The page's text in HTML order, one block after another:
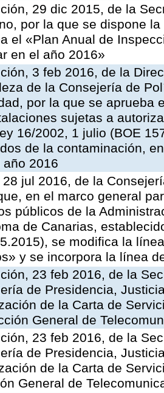
29 dic 2015, de la
por la que se dispone
el «Plan Anual de
en el año 2016»
3 feb 2016, de la
de la Consejería de
por la que se aprueba
sujetas a
16/2002, 1 julio (BOE
de la contaminación,
año 2016
28 jul 2016, de la
en el marco general
públicos de la
de Canarias,
se modifica la
y se incorpora la línea
23 feb 2016, de la
de Presidencia,
de la Carta de
General de
23 feb 2016, de la
de Presidencia,
de la Carta de
General de